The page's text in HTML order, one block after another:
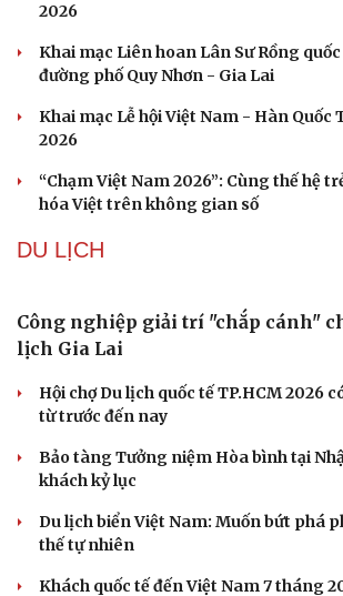
2026
Khai mạc Liên hoan Lân Sư Rồng quốc
đường phố Quy Nhơn - Gia Lai
Khai mạc Lễ hội Việt Nam - Hàn Quốc
2026
“Chạm Việt Nam 2026”: Cùng thế hệ
hóa Việt trên không gian số
DU LỊCH
Công nghiệp giải trí "chắp cánh"
lịch Gia Lai
Hội chợ Du lịch quốc tế TP.HCM 2026
từ trước đến nay
Bảo tàng Tưởng niệm Hòa bình tại
khách kỷ lục
Du lịch biển Việt Nam: Muốn bứt phá
thế tự nhiên
Khách quốc tế đến Việt Nam 7 tháng